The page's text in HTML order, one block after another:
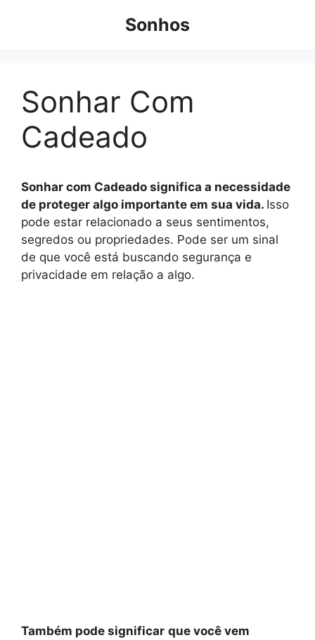
Sonhos
Sonhar Com
Cadeado
Sonhar com Cadeado significa a necessidade
de proteger algo importante em sua vida. Isso
pode estar relacionado a seus sentimentos,
segredos ou propriedades. Pode ser um sinal
de que você está buscando segurança e
privacidade em relação a algo.
Também pode significar que você vem